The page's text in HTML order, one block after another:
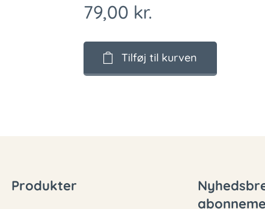
79,00 kr.
Tilføj til kurven
Produkter